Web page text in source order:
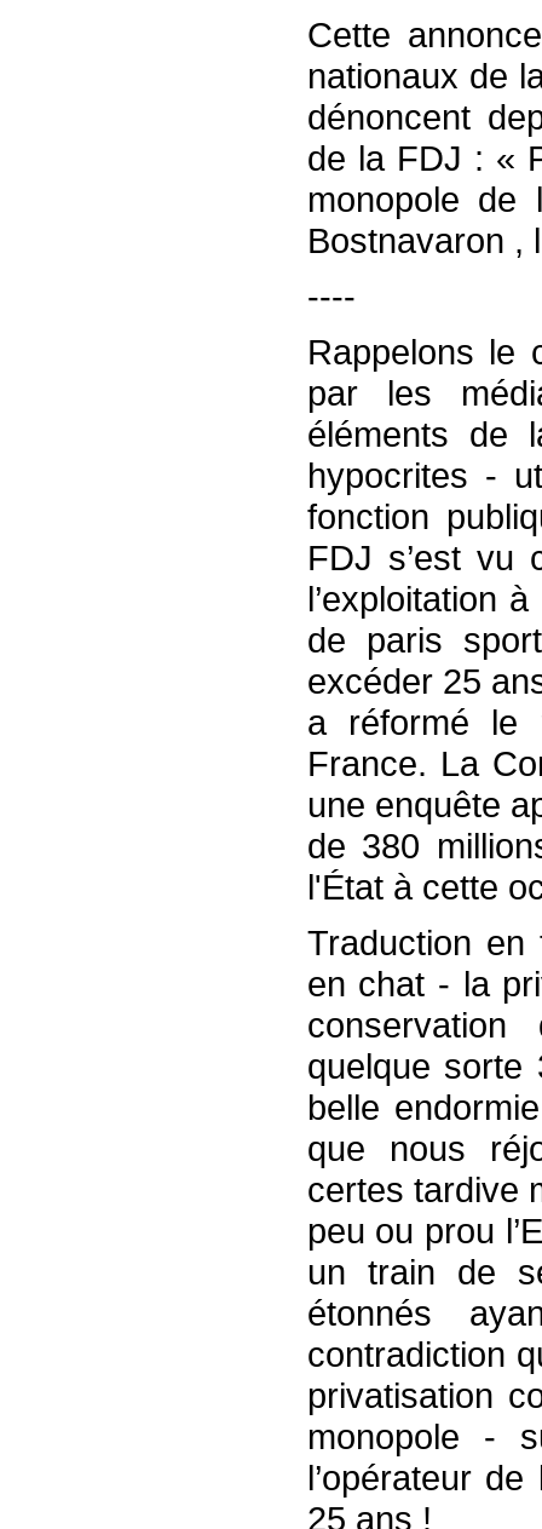
Cette
nationaux de
dénoncent
de la FDJ : «
monopole de
Bostnavaron ,
----
Rappelons le
par les
éléments de
hypocrites -
fonction
FDJ s’est vu
l’exploitation
de paris
excéder 25
a réformé le
France. La
une enquête
de 380
l'État à cette
Traduction
en chat - la
quelque sorte
belle
que nous
certes tardive
peu ou prou
un train de
étonnés
contradiction
privatisation
monopole -
l’opérateur
25 ans !